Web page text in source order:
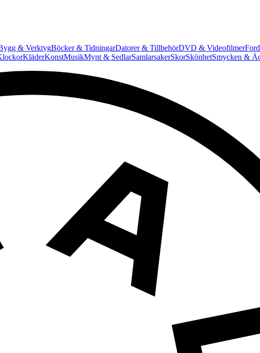
& VerktygBöcker & TidningarDatorer & TillbehörDVD & Videofilmer
KläderKonstMusikMynt & SedlarSamlarsakerSkorSkönhetSmycken &